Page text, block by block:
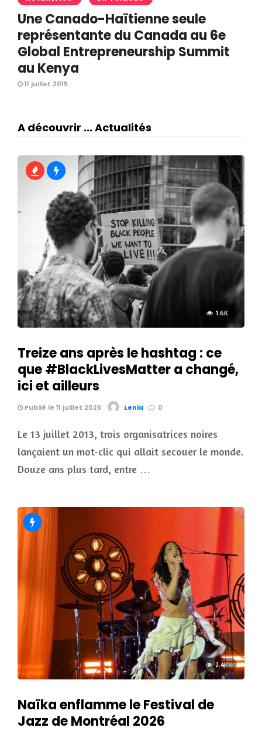
Une Canado-Haïtienne seule
représentante du Canada au 6e
Global Entrepreneurship Summit
au Kenya
11 juillet 2015
A découvrir ... Actualités
1.6K
Treize ans après le hashtag : ce
que #BlackLivesMatter a changé,
ici et ailleurs
Publié le 11 juillet 2026 Lenia 0
Le 13 juillet 2013, trois organisatrices noires
lançaient un mot-clic qui allait secouer le monde.
Douze ans plus tard, entre …
2.4K
Naïka enflamme le Festival de
Jazz de Montréal 2026